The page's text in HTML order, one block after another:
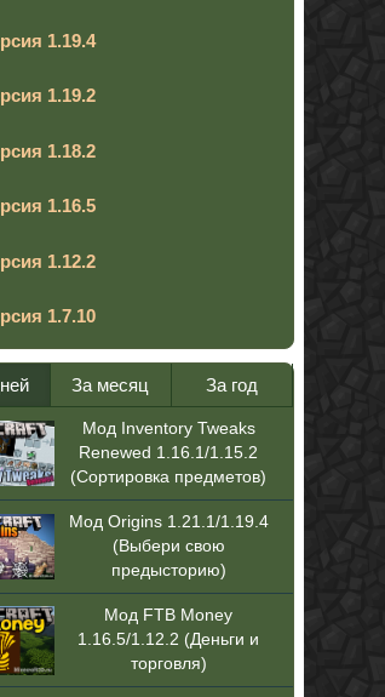
1.19.4
1.19.2
1.18.2
1.16.5
1.12.2
1.7.10
За месяц За год
Мод Inventory Tweaks
Renewed 1.16.1/1.15.2
(Сортировка предметов)
Мод Origins 1.21.1/1.19.4
(Выбери свою
предысторию)
Мод FTB Money
1.16.5/1.12.2 (Деньги и
торговля)